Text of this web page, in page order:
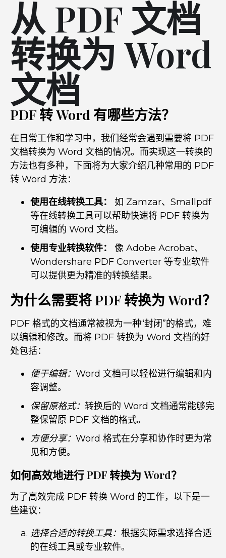
从 PDF 文档
转换为 Word
文档
PDF 转 Word 有哪些方法？
在日常工作和学习中，我们经常会遇到需要将 PDF
文档转换为 Word 文档的情况。而实现这一转换的
方法也有多种，下面将为大家介绍几种常用的 PDF
转 Word 方法：
使用在线转换工具：
如 Zamzar、Smallpdf
等在线转换工具可以帮助快速将 PDF 转换为
可编辑的 Word 文档。
使用专业转换软件：
像 Adobe Acrobat、
Wondershare PDF Converter 等专业软件
可以提供更为精准的转换结果。
为什么需要将 PDF 转换为 Word？
PDF 格式的文档通常被视为一种“封闭”的格式，难
以编辑和修改。而将 PDF 转换为 Word 文档的好
处包括：
便于编辑： Word 文档可以轻松进行编辑和内
容调整。
保留原格式： 转换后的 Word 文档通常能够完
整保留原 PDF 文档的格式。
方便分享： Word 格式在分享和协作时更为常
见和方便。
如何高效地进行 PDF 转换为 Word？
为了高效完成 PDF 转换 Word 的工作，以下是一
些建议：
选择合适的转换工具： 根据实际需求选择合适
的在线工具或专业软件。